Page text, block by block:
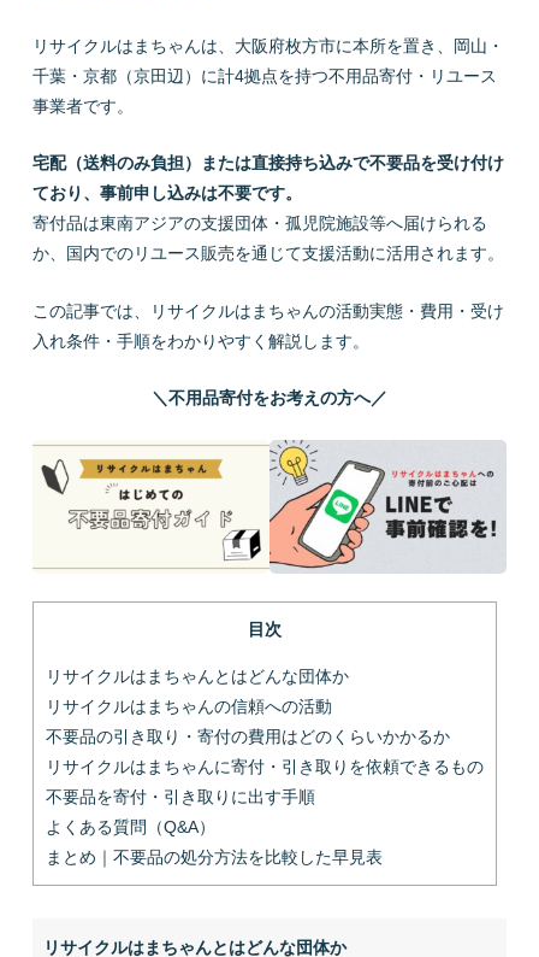
リサイクルはまちゃんは、大阪府枚方市に本所を置き、岡山・
千葉・京都（京田辺）に計4拠点を持つ不用品寄付・リユース
事業者です。
宅配（送料のみ負担）または直接持ち込みで不要品を受け付け
ており、事前申し込みは不要です。
寄付品は東南アジアの支援団体・孤児院施設等へ届けられる
か、国内でのリユース販売を通じて支援活動に活用されます。
この記事では、リサイクルはまちゃんの活動実態・費用・受け
入れ条件・手順をわかりやすく解説します。
＼不用品寄付をお考えの方へ／
目次
リサイクルはまちゃんとはどんな団体か
リサイクルはまちゃんの信頼への活動
不要品の引き取り・寄付の費用はどのくらいかかるか
リサイクルはまちゃんに寄付・引き取りを依頼できるもの
不要品を寄付・引き取りに出す手順
よくある質問（Q&A）
まとめ｜不要品の処分方法を比較した早見表
リサイクルはまちゃんとはどんな団体か